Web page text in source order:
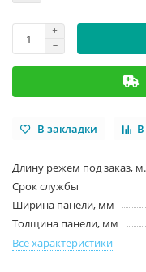
В закладки
Длину режем под заказ, м.
Срок службы
Ширина панели, мм
Толщина панели, мм
Все характеристики